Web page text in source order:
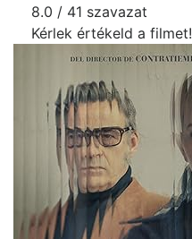
8.0 / 41 szavazat
Kérlek értékeld a filmet!